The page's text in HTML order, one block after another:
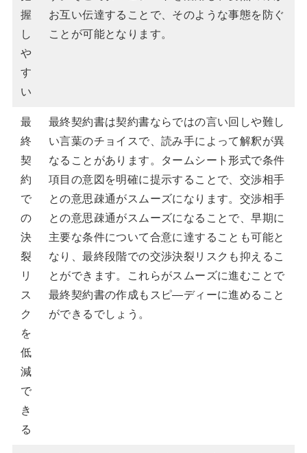
握
し
や
す
い
お互い伝達することで、そのような事態を防ぐ
ことが可能となります。
最
終
契
約
で
の
決
裂
リ
ス
ク
を
低
減
で
き
る
最終契約書は契約書ならではの言い回しや難し
い言葉のチョイスで、読み手によって解釈が異
なることがあります。タームシート形式で条件
項目の意図を明確に提示することで、交渉相手
との意思疎通がスムーズになります。交渉相手
との意思疎通がスムーズになることで、早期に
主要な条件について合意に達することも可能と
なり、最終段階での交渉決裂リスクも抑えるこ
とができます。これらがスムーズに進むことで
最終契約書の作成もスピ―ディーに進めること
ができるでしょう。